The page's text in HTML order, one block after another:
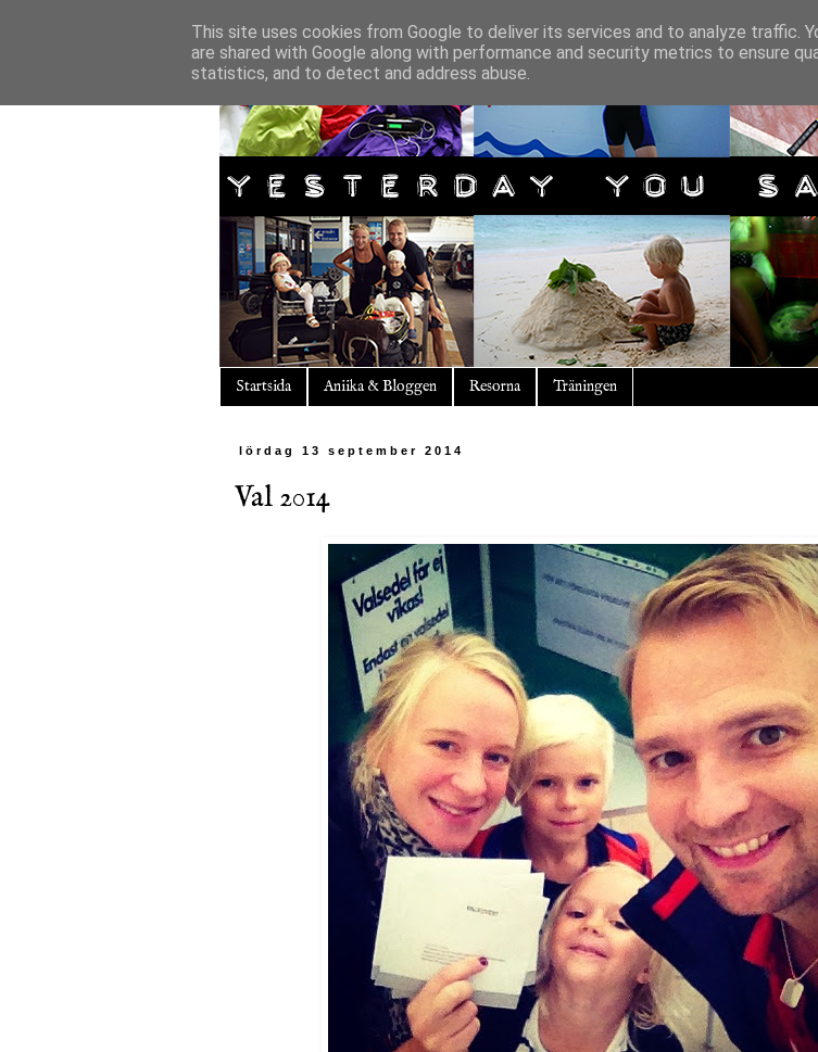
Startsida Aniika & Bloggen Resorna Träningen
lördag 13 september 2014
Val 2014
This site uses cookies from Google to deliver its services and to analyze traffic.
are shared with Google along with performance and security metrics to ensure
statistics, and to detect and address abuse.